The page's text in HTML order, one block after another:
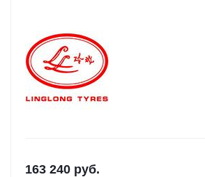
163 240 руб.